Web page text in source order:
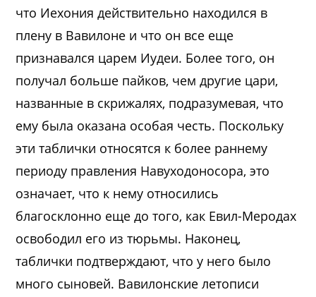
что Иехония действительно находился в
плену в Вавилоне и что он все еще
признавался царем Иудеи. Более того, он
получал больше пайков, чем другие цари,
названные в скрижалях, подразумевая, что
ему была оказана особая честь. Поскольку
эти таблички относятся к более раннему
периоду правления Навуходоносора, это
означает, что к нему относились
благосклонно еще до того, как Евил-Меродах
освободил его из тюрьмы. Наконец,
таблички подтверждают, что у него было
много сыновей. Вавилонские летописи